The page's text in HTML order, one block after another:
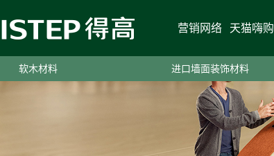
营销网络 天猫嗨购
软木材料 进口墙面装饰材料